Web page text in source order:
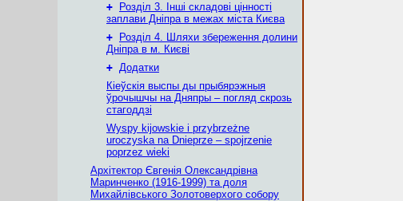
+
Розділ 3. Інші складові цінності
заплави Дніпра в межах міста Києва
+
Розділ 4. Шляхи збереження долини
Дніпра в м. Києві
+ Додатки
Кіеўскія выспы ды прыбярэжныя
ўрочышчы на Дняпры – погляд скрозь
стагоддзі
Wyspy kijowskie i przybrzeżne
uroczyska na Dnieprze – spojrzenie
poprzez wieki
Архітектор Євгенія Олександрівна
Маринченко (1916-1999) та доля
Михайлівського Золотоверхого собору